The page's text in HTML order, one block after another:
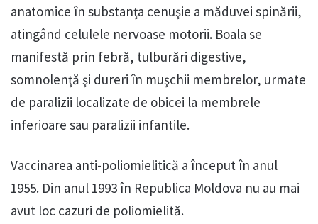
anatomice în substanţa cenuşie a măduvei spinării,
atingând celulele nervoase motorii. Boala se
manifestă prin febră, tulburări digestive,
somnolenţă şi dureri în muşchii membrelor, urmate
de paralizii localizate de obicei la membrele
inferioare sau paralizii infantile.
Vaccinarea anti-poliomielitică a început în anul
1955. Din anul 1993 în Republica Moldova nu au mai
avut loc cazuri de poliomielită.